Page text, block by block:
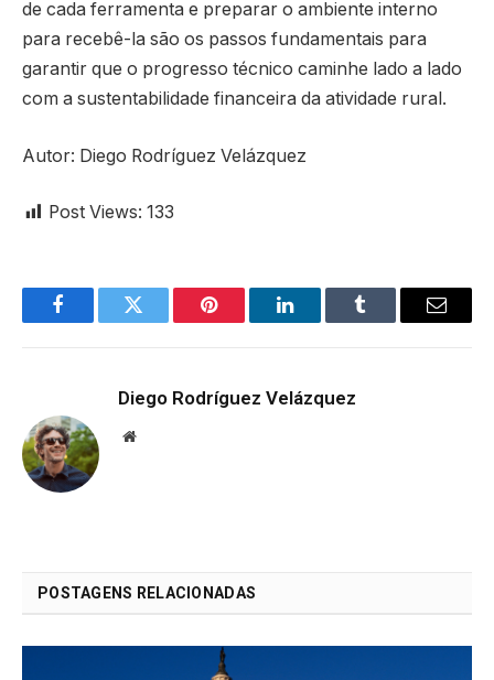
de cada ferramenta e preparar o ambiente interno
para recebê-la são os passos fundamentais para
garantir que o progresso técnico caminhe lado a lado
com a sustentabilidade financeira da atividade rural.
Autor: Diego Rodríguez Velázquez
Post Views: 133
FacebookTwitter Pinterest LinkedInTumblr Email
Diego Rodríguez Velázquez
Website
POSTAGENS RELACIONADAS